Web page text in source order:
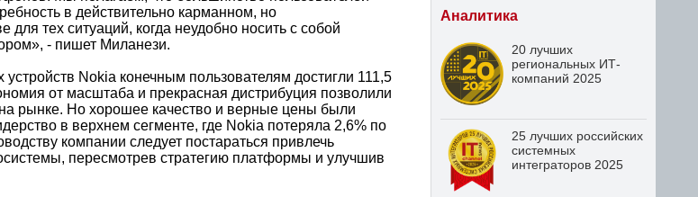
в действительно карманном, но
для тех ситуаций, когда неудобно носить с собой
- пишет Миланези.
Nokia конечным пользователям достигли 111,5
от масштаба и прекрасная дистрибуция позволили
рынке. Но хорошее качество и верные цены были
в верхнем сегменте, где Nokia потеряла 2,6% по
компании следует постараться привлечь
пересмотрев стратегию платформы и улучшив
Аналитика
20 лучших
региональных ИТ-
компаний 2025
25 лучших российских
системных
интеграторов 2025